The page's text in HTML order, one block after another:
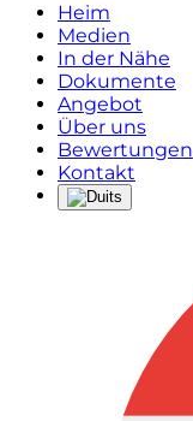
Heim
Medien
In der Nähe
Dokumente
Angebot
Über uns
Bewertungen
Kontakt